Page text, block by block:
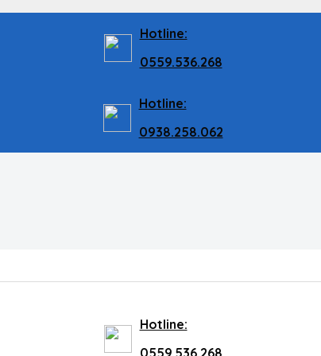
Hotline:
0559.536.268
Hotline:
0938.258.062
Hotline:
0559.536.268